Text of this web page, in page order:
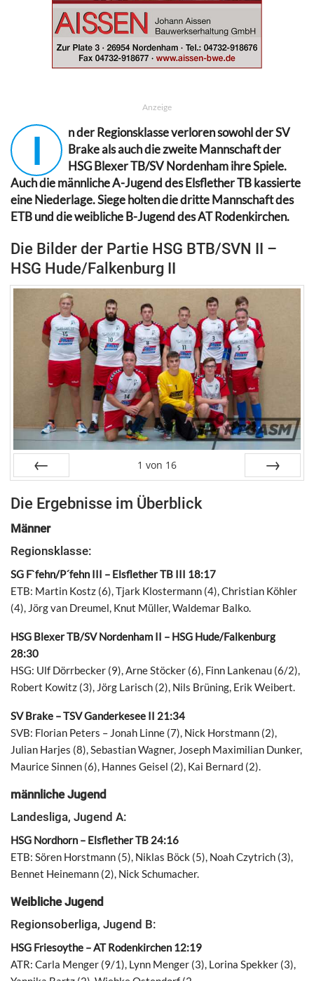
Anzeige
I
n der Regionsklasse verloren sowohl der SV
Brake als auch die zweite Mannschaft der
HSG Blexer TB/SV Nordenham ihre Spiele.
Auch die männliche A-Jugend des Elsflether TB kassierte
eine Niederlage. Siege holten die dritte Mannschaft des
ETB und die weibliche B-Jugend des AT Rodenkirchen.
Die Bilder der Partie HSG BTB/SVN II –
HSG Hude/Falkenburg II
1 von 16
Die Ergebnisse im Überblick
Männer
Regionsklasse:
SG F`fehn/P´fehn III – Elsflether TB III 18:17
ETB: Martin Kostz (6), Tjark Klostermann (4), Christian Köhler
(4), Jörg van Dreumel, Knut Müller, Waldemar Balko.
HSG Blexer TB/SV Nordenham II – HSG Hude/Falkenburg
28:30
HSG: Ulf Dörrbecker (9), Arne Stöcker (6), Finn Lankenau (6/2),
Robert Kowitz (3), Jörg Larisch (2), Nils Brüning, Erik Weibert.
SV Brake – TSV Ganderkesee II 21:34
SVB: Florian Peters – Jonah Linne (7), Nick Horstmann (2),
Julian Harjes (8), Sebastian Wagner, Joseph Maximilian Dunker,
Maurice Sinnen (6), Hannes Geisel (2), Kai Bernard (2).
männliche Jugend
Landesliga, Jugend A:
HSG Nordhorn – Elsflether TB 24:16
ETB: Sören Horstmann (5), Niklas Böck (5), Noah Czytrich (3),
Bennet Heinemann (2), Nick Schumacher.
Weibliche Jugend
Regionsoberliga, Jugend B:
HSG Friesoythe – AT Rodenkirchen 12:19
ATR: Carla Menger (9/1), Lynn Menger (3), Lorina Spekker (3),